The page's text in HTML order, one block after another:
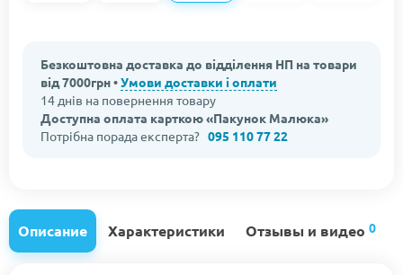
Безкоштовна доставка до відділення НП на товари
від 7000грн •Умови доставки і оплати
14 днів на повернення товару
Доступна оплата карткою «Пакунок Малюка»
Потрібна порада експерта? 095 110 77 22
Описание Характеристики Отзывы и видео 0